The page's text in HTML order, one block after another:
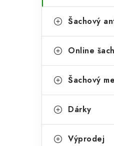
Šachový
Online
Šachový
Dárky
Výprodej